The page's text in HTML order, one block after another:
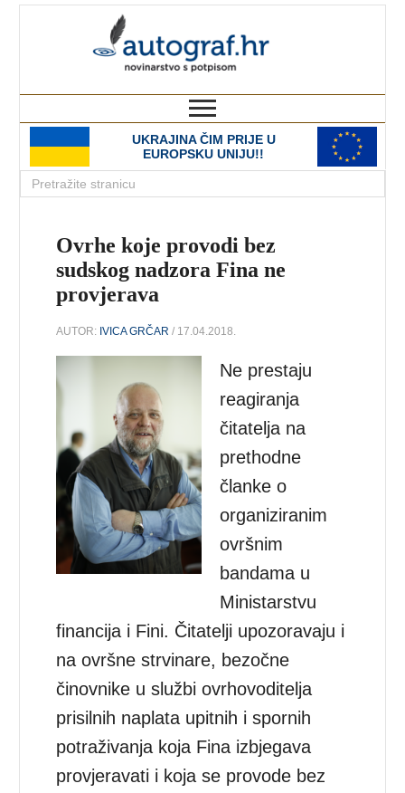
UKRAJINA ČIM PRIJE U
EUROPSKU UNIJU!!
Ovrhe koje provodi bez
sudskog nadzora Fina ne
provjerava
AUTOR: IVICA GRČAR / 17.04.2018.
Ne prestaju
reagiranja
čitatelja na
prethodne
članke o
organiziranim
ovršnim
bandama u
Ministarstvu
financija i Fini. Čitatelji upozoravaju i
na ovršne strvinare, bezočne
činovnike u službi ovrhovoditelja
prisilnih naplata upitnih i spornih
potraživanja koja Fina izbjegava
provjeravati i koja se provode bez